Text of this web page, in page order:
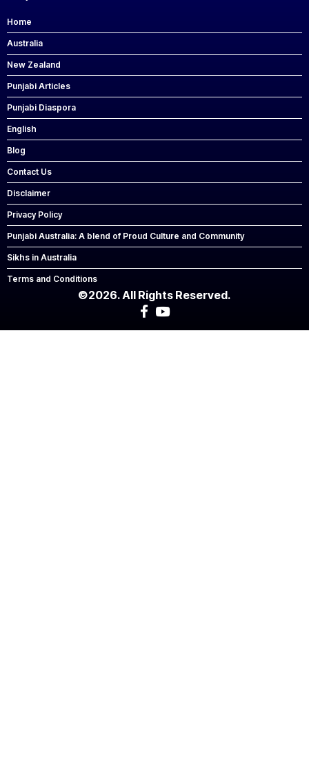
Home
Australia
New Zealand
Punjabi Articles
Punjabi Diaspora
English
Blog
Contact Us
Disclaimer
Privacy Policy
Punjabi Australia: A blend of Proud Culture and Community
Sikhs in Australia
Terms and Conditions
©2026. All Rights Reserved.